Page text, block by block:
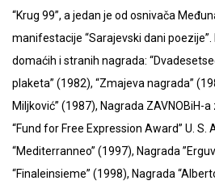
“Krug 99”, a jedan je od osnivača
manifestacije “Sarajevski dani
domaćih i stranih nagrada:
plaketa” (1982), “Zmajeva nagrada”
Miljković” (1987), Nagrada ZAVNOBiH-
“Fund for Free Expression Award” U. S.
“Mediterranneo” (1997), Nagrada
“Finaleinsieme” (1998), Nagrada